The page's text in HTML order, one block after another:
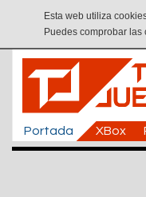
Esta web utiliza
Puedes comprobar
Portada XBox